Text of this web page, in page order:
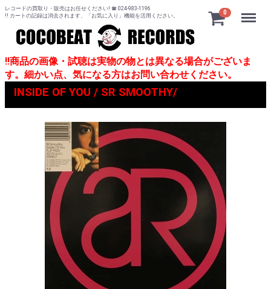
レコードの買取り・販売はお任せください! ☎ 024-983-1196
!! カートの記録は消去されます、「お気に入り」機能を活用ください。
0 Menu
!!商品の画像・試聴は実物の物とは異なる場合がございま
す。細かい点、気になる方はお問い合わせください。
INSIDE OF YOU / SR SMOOTHY/